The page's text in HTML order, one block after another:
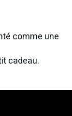
comme une
cadeau.